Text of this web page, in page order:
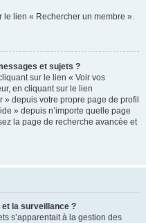
le lien « Rechercher un membre ».
et sujets ?
sur le lien « Voir vos
en cliquant sur le lien
» depuis votre propre page de profil
» depuis n’importe quelle page
la page de recherche avancée et
la surveillance ?
s’apparentait à la gestion des